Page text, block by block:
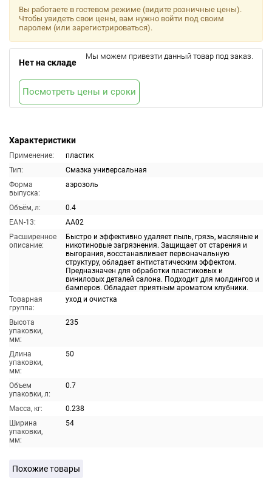
Характеристики
Применение:
пластик
Тип:
Смазка универсальная
Форма
выпуска:
аэрозоль
Объём, л:
0.4
EAN-13:
AA02
Расширенное
описание:
Быстро и эффективно удаляет пыль, грязь, масляные и
никотиновые загрязнения. Защищает от старения и
выгорания, восстанавливает первоначальную
структуру, обладает антистатическим эффектом.
Предназначен для обработки пластиковых и
виниловых деталей салона. Подходит для молдингов и
бамперов. Обладает приятным ароматом клубники.
Товарная
группа:
уход и очистка
Высота
упаковки,
мм:
235
Длина
упаковки,
мм:
50
Объем
упаковки, л:
0.7
Масса, кг:
0.238
Ширина
упаковки,
мм:
54
Вы работаете в гостевом режиме (видите розничные цены).
Чтобы увидеть свои цены, вам нужно войти под своим
паролем (или зарегистрироваться).
Нет на складе
Мы можем привезти данный товар под заказ.
Посмотреть цены и сроки
Похожие товары